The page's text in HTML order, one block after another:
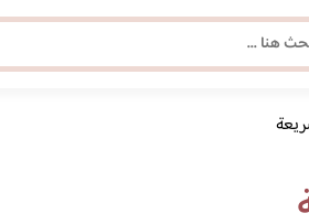
برونزية للفتاة العصرية